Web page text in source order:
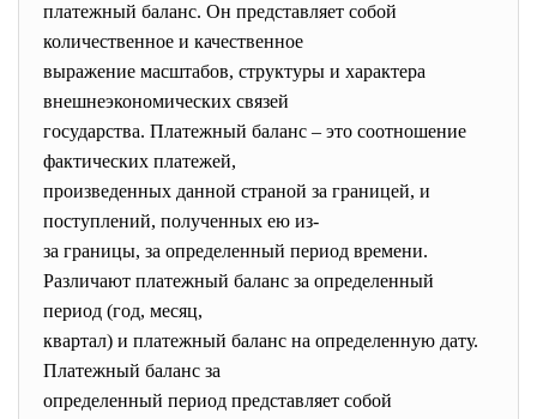
платежный баланс. Он представляет собой
количественное и качественное
выражение масштабов, структуры и характера
внешнеэкономических связей
государства. Платежный баланс – это соотношение
фактических платежей,
произведенных данной страной за границей, и
поступлений, полученных ею из-
за границы, за определенный период времени.
Различают платежный баланс за определенный
период (год, месяц,
квартал) и платежный баланс на определенную дату.
Платежный баланс за
определенный период представляет собой